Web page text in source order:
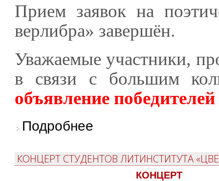
Прием заявок на
верлибра» завершён.
Уважаемые участники,
в связи с большим
объявление
Подробнее
КОНЦЕРТ СТУДЕНТОВ ЛИТИНСТИТУТА
КОНЦЕРТ